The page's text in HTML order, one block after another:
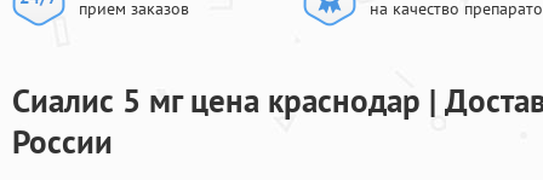
прием заказов на качество
Сиалис 5 мг цена краснодар |
России